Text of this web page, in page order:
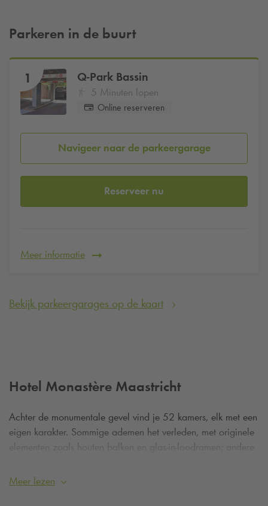
Q-Park
Bassin vanaf €28,50 per dag
Parkeren in de buurt
1 Q-Park Bassin
5 Minuten lopen
Online reserveren
Navigeer naar de parkeergarage
Reserveer nu
Meer informatie
Bekijk parkeergarages op de kaart
Hotel Monastère Maastricht
Achter de monumentale gevel vind je 52 kamers, elk met een
eigen karakter. Sommige ademen het verleden, met originele
elementen zoals houten balken en glas-in-loodramen; andere
en designmeubels. Wat alle kamers gemeen hebben is een
Meer lezen